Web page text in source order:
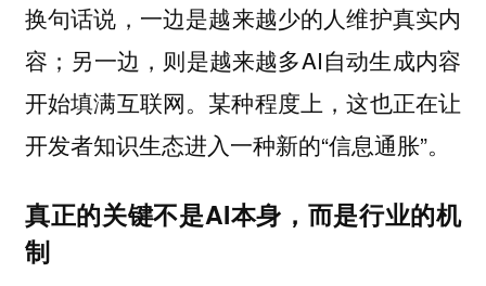
换句话说，一边是越来越少的人维护真实内
容； 另一边，则是越来越多AI自动生成内容
开始填满互联网。某种程度上，这也正在让
开发者知识生态进入一种新的“信息通胀”。
真正的关键不是AI本身，而是行业的机
制